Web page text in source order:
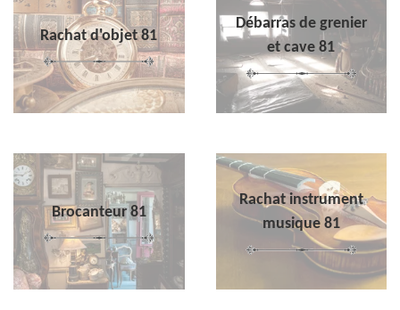
Rachat d'objet 81
Débarras de grenier
et cave 81
Brocanteur 81
Rachat instrument
musique 81